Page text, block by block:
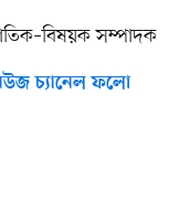
সম্পাদক
চ্যানেল ফলো